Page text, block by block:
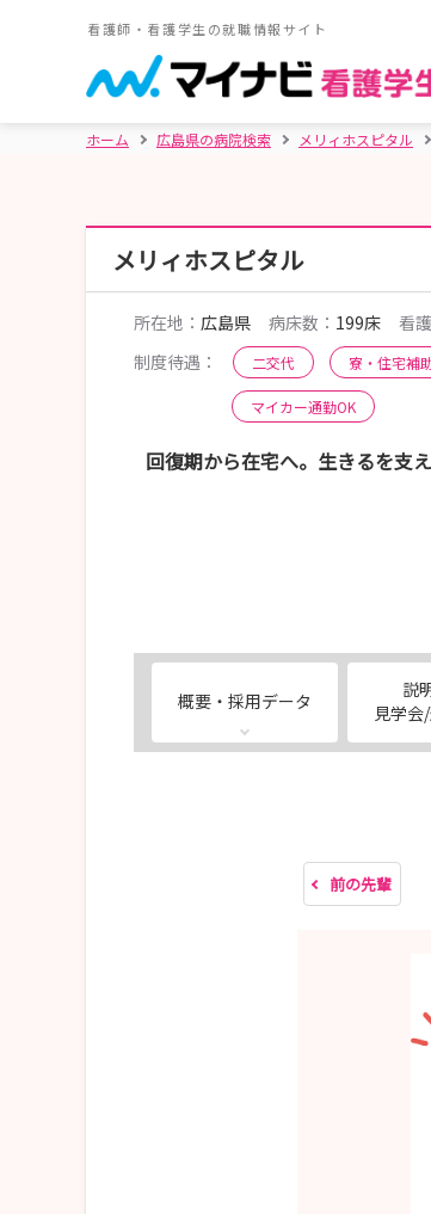
看護師・看護学生の就職情報サイト
ホーム 広島県の病院検索 メリィホスピタル
メリィホスピタル
所在地： 広島県 病床数： 199床 看
制度待遇：
二交代 寮・住宅補
マイカー通勤OK
回復期から在宅へ。生きるを支え
概要・採用データ
説
見学会
前の先輩